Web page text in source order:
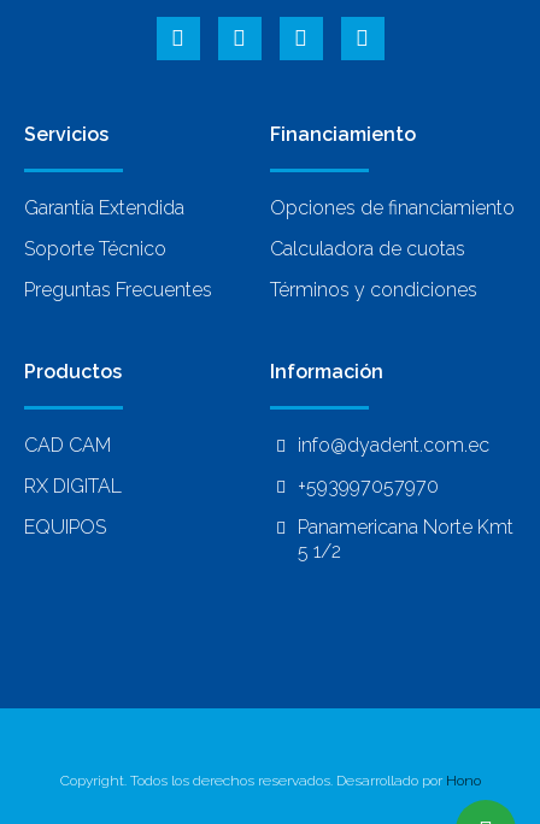
Servicios
Garantía Extendida
Soporte Técnico
Preguntas Frecuentes
Financiamiento
Opciones de financiamiento
Calculadora de cuotas
Términos y condiciones
Productos
CAD CAM
RX DIGITAL
EQUIPOS
Información
info@dyadent.com.ec
+593997057970
Panamericana Norte Kmt
5 1/2
Copyright. Todos los derechos reservados. Desarrollado por Hono